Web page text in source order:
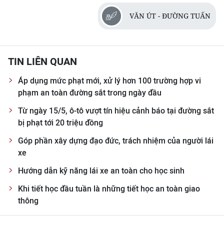
Duyên hải Nam Trung Bộ và Tây
Chuyên trang Hà Nội
Chuyên trang TP. Hồ Chí Minh
CHUYÊN ĐỀ
VỀ BÁO NHÂN DÂN
VĂN ÚT - ĐƯỜNG TUẤN
TIN LIÊN QUAN
Áp dụng mức phạt mới, xử lý hơn 100 trường hợp vi
phạm an toàn đường sắt trong ngày đầu
Từ ngày 15/5, ô-tô vượt tín hiệu cảnh báo tại đường sắt
bị phạt tới 20 triệu đồng
Góp phần xây dựng đạo đức, trách nhiệm của người lái
xe
Hướng dẫn kỹ năng lái xe an toàn cho học sinh
Khi tiết học đầu tuần là những tiết học an toàn giao
thông